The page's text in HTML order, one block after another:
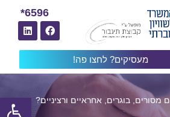
מעסיקים? לחצו פה!
6596*
מסורים, בוגרים, אחראיים ורציניים?